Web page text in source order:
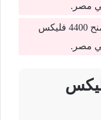
باقة Vodafone Flex 90 الشهرية تمنح 4400 فليكس